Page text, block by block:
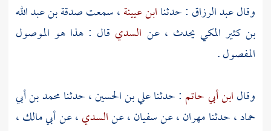
وقالعبد الرزاق : حدثناابن عيينة، سمعتصدقة بن عبد الله
بن كثير المكي يحدث ، عن السدي قال : هذا هو الموصول
المفصول .
وقالابن أبي حاتم : حدثناعلي بن الحسين، حدثنامحمد بن أبي
حماد، حدثنامهران، عنسفيان، عنالسدي، عنأبي مالك،